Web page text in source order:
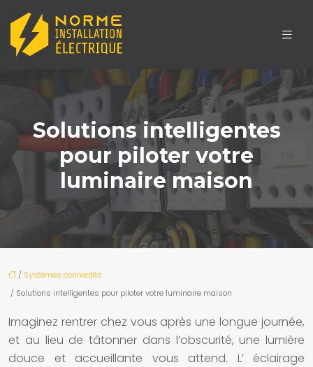
Solutions intelligentes
pour piloter votre
luminaire maison
/ Systèmes connectés
/ Solutions intelligentes pour piloter votre luminaire maison
Imaginez rentrer chez vous après une longue journée,
et au lieu de tâtonner dans l’obscurité, une lumière
douce et accueillante vous attend. L’ éclairage